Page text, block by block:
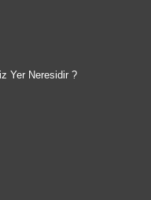
Yer Neresidir ?